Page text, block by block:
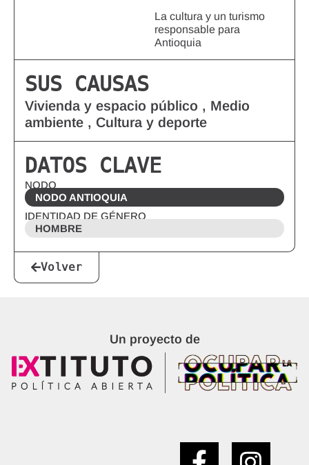
La cultura y un turismo
responsable para
Antioquia
SUS CAUSAS
Vivienda y espacio público , Medio
ambiente , Cultura y deporte
DATOS CLAVE
NODO
NODO ANTIOQUIA
IDENTIDAD DE GÉNERO
HOMBRE
Volver
Un proyecto de